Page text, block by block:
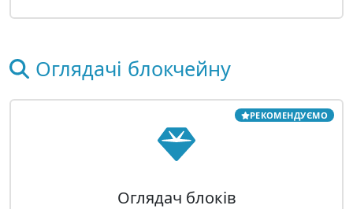
Оглядачі блокчейну
РЕКОМЕНДУЄМО
Оглядач блоків